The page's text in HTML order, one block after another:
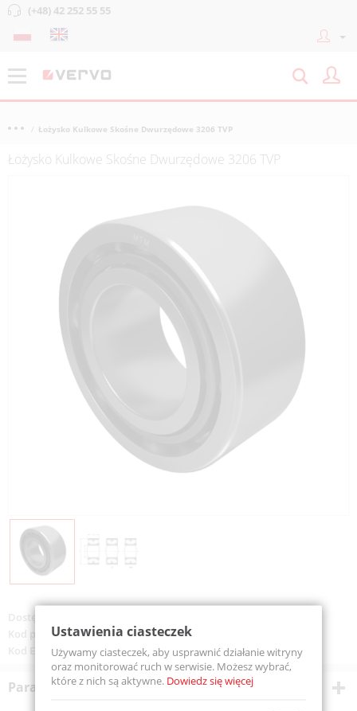
(+48) 42 252 55 55
Łożysko Kulkowe Skośne Dwurzędowe 3206 TVP
Łożysko Kulkowe Skośne Dwurzędowe 3206 TVP
Dostępność:
Kod produktu:3206-TVP-MTM
Kod EAN: 5907772106044
Parametry techniczne
Ustawienia ciasteczek
Używamy ciasteczek, aby usprawnić działanie witryny
oraz monitorować ruch w serwisie. Możesz wybrać,
które z nich są aktywne. Dowiedz się więcej